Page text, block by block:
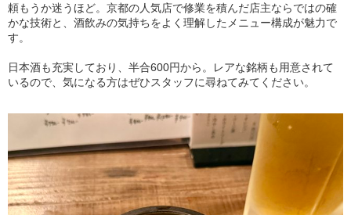
頼もうか迷うほど。京都の人気店で修業を積んだ店主ならではの確
かな技術と、酒飲みの気持ちをよく理解したメニュー構成が魅力で
す。
日本酒も充実しており、半合600円から。レアな銘柄も用意されて
いるので、気になる方はぜひスタッフに尋ねてみてください。